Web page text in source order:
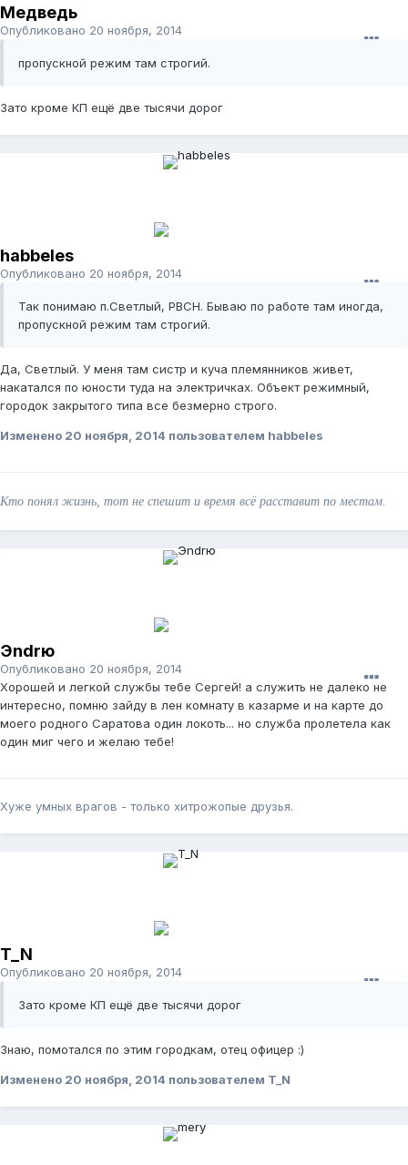
Медведь
Опубликовано 20 ноября, 2014
пропускной режим там строгий.
Зато кроме КП ещё две тысячи дорог
habbeles
Опубликовано 20 ноября, 2014
Так понимаю п.Светлый, РВСН. Бываю по работе там иногда,
пропускной режим там строгий.
Да, Светлый. У меня там систр и куча племянников живет,
накатался по юности туда на электричках. Объект режимный,
городок закрытого типа все безмерно строго.
Изменено 20 ноября, 2014 пользователем habbeles
Кто понял жизнь, тот не спешит и время всё расставит по местам.
Эndrю
Опубликовано 20 ноября, 2014
Хорошей и легкой службы тебе Сергей! а служить не далеко не
интересно, помню зайду в лен комнату в казарме и на карте до
моего родного Саратова один локоть... но служба пролетела как
один миг чего и желаю тебе!
Хуже умных врагов - только хитрожопые друзья.
T_N
Опубликовано 20 ноября, 2014
Зато кроме КП ещё две тысячи дорог
Знаю, помотался по этим городкам, отец офицер :)
Изменено 20 ноября, 2014 пользователем T_N